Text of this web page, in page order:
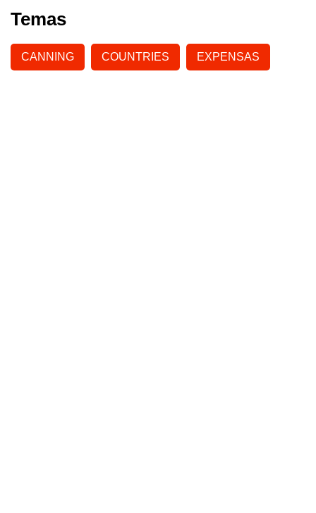
Temas
CANNING COUNTRIES EXPENSAS